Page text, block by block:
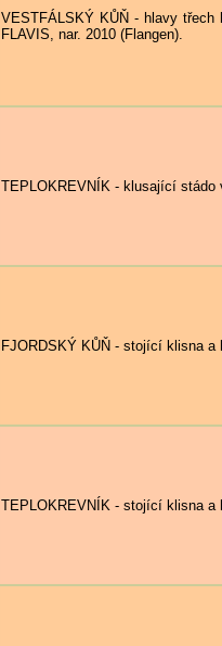
VESTFÁLSKÝ KŮŇ - hlavy třech
FLAVIS, nar. 2010 (Flangen).
TEPLOKREVNÍK - klusající stádo
FJORDSKÝ KŮŇ - stojící klisna a
TEPLOKREVNÍK - stojící klisna a